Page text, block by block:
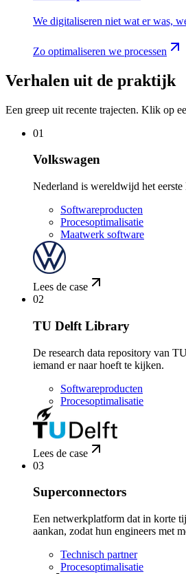
We digitaliseren niet wat er was,
Zo optimaliseren we processen
Verhalen uit de praktijk
Een greep uit recente trajecten. Klik op
01
Volkswagen
Nederland is wereldwijd het
Softwareproducten
Procesoptimalisatie
Maatwerk software
Lees de case
02
TU Delft Library
De research data repository van
iemand er naar hoeft te kijken.
Softwareproducten
Procesoptimalisatie
Lees de case
03
Superconnectors
Een netwerkplatform dat in korte
aankan, zodat hun engineers met
Technisch partner
Procesoptimalisatie